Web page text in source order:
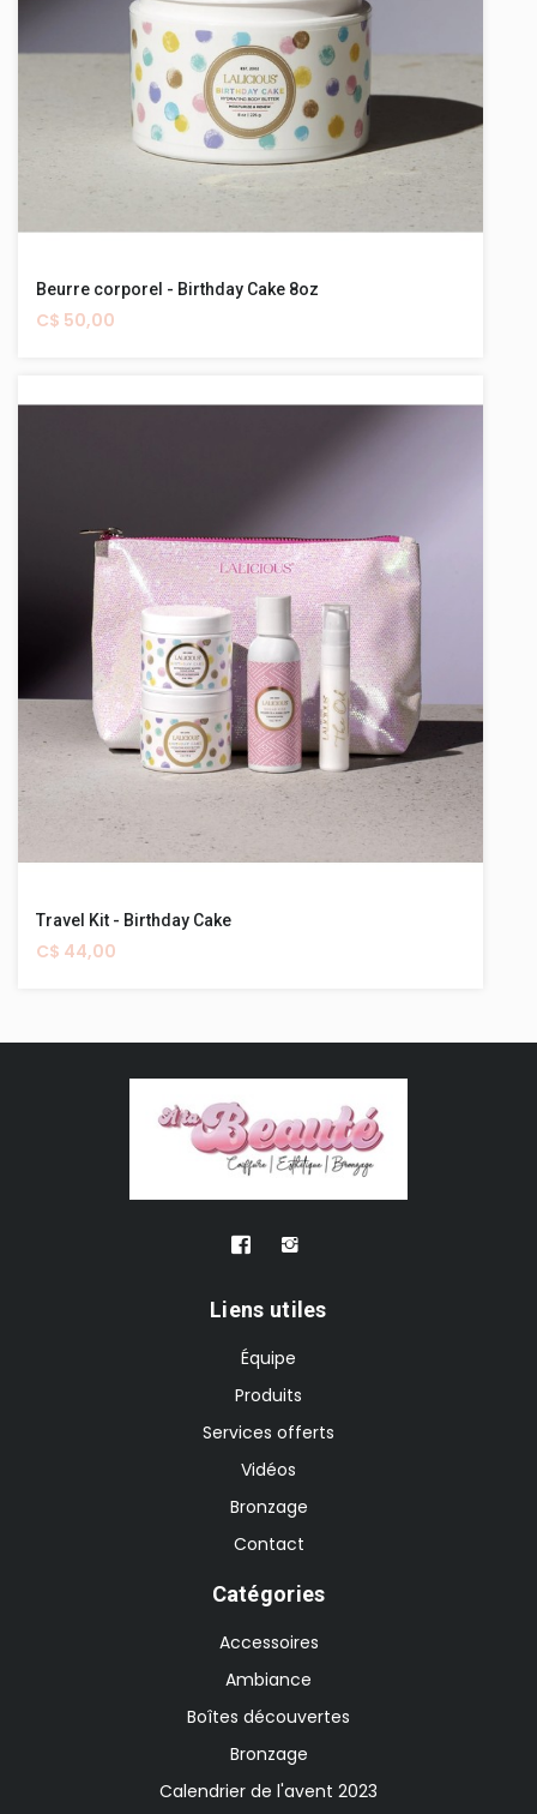
Beurre corporel - Birthday Cake 8oz
C$ 50,00
Travel Kit - Birthday Cake
C$ 44,00
Liens utiles
Équipe
Produits
Services offerts
Vidéos
Bronzage
Contact
Catégories
Accessoires
Ambiance
Boîtes découvertes
Bronzage
Calendrier de l'avent 2023